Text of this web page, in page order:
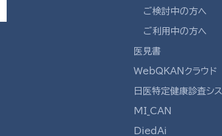
ご検討中の方へ
ご利用中の方へ
医見書
WebQKANクラウド
日医特定健康診査シ
MI_CAN
DiedAi